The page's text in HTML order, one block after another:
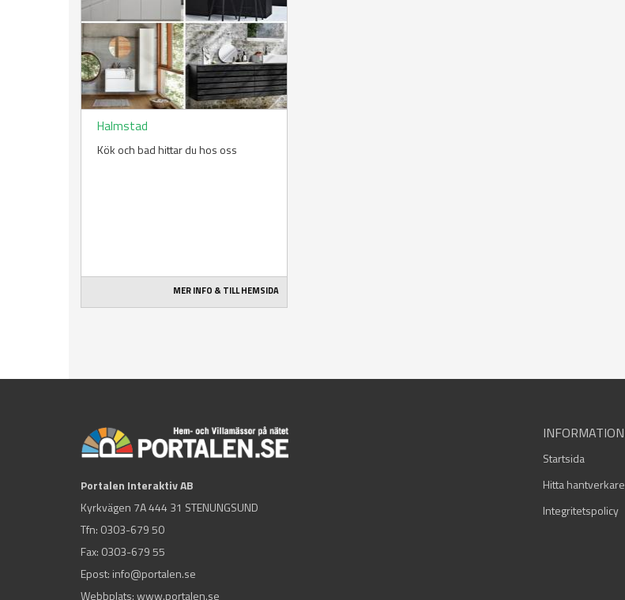
Halmstad
Kök och bad hittar du hos oss
MER INFO & TILL HEMSIDA
Portalen Interaktiv AB
Kyrkvägen 7A 444 31 STENUNGSUND
Tfn: 0303-679 50
Fax: 0303-679 55
Epost: info@portalen.se
Webbplats: www.portalen.se
INFORMATION
Startsida
Hitta hantverkare
Integritetspolicy